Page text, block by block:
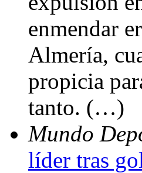
enmendar
Almería,
propicia
tanto. (…)
Mundo
líder tras